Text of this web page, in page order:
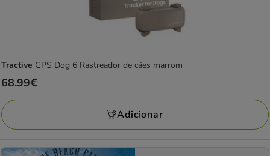
Tractive GPS Dog 6 Rastreador de cães marrom
Preço
68.99€
68.99€
Adicionar